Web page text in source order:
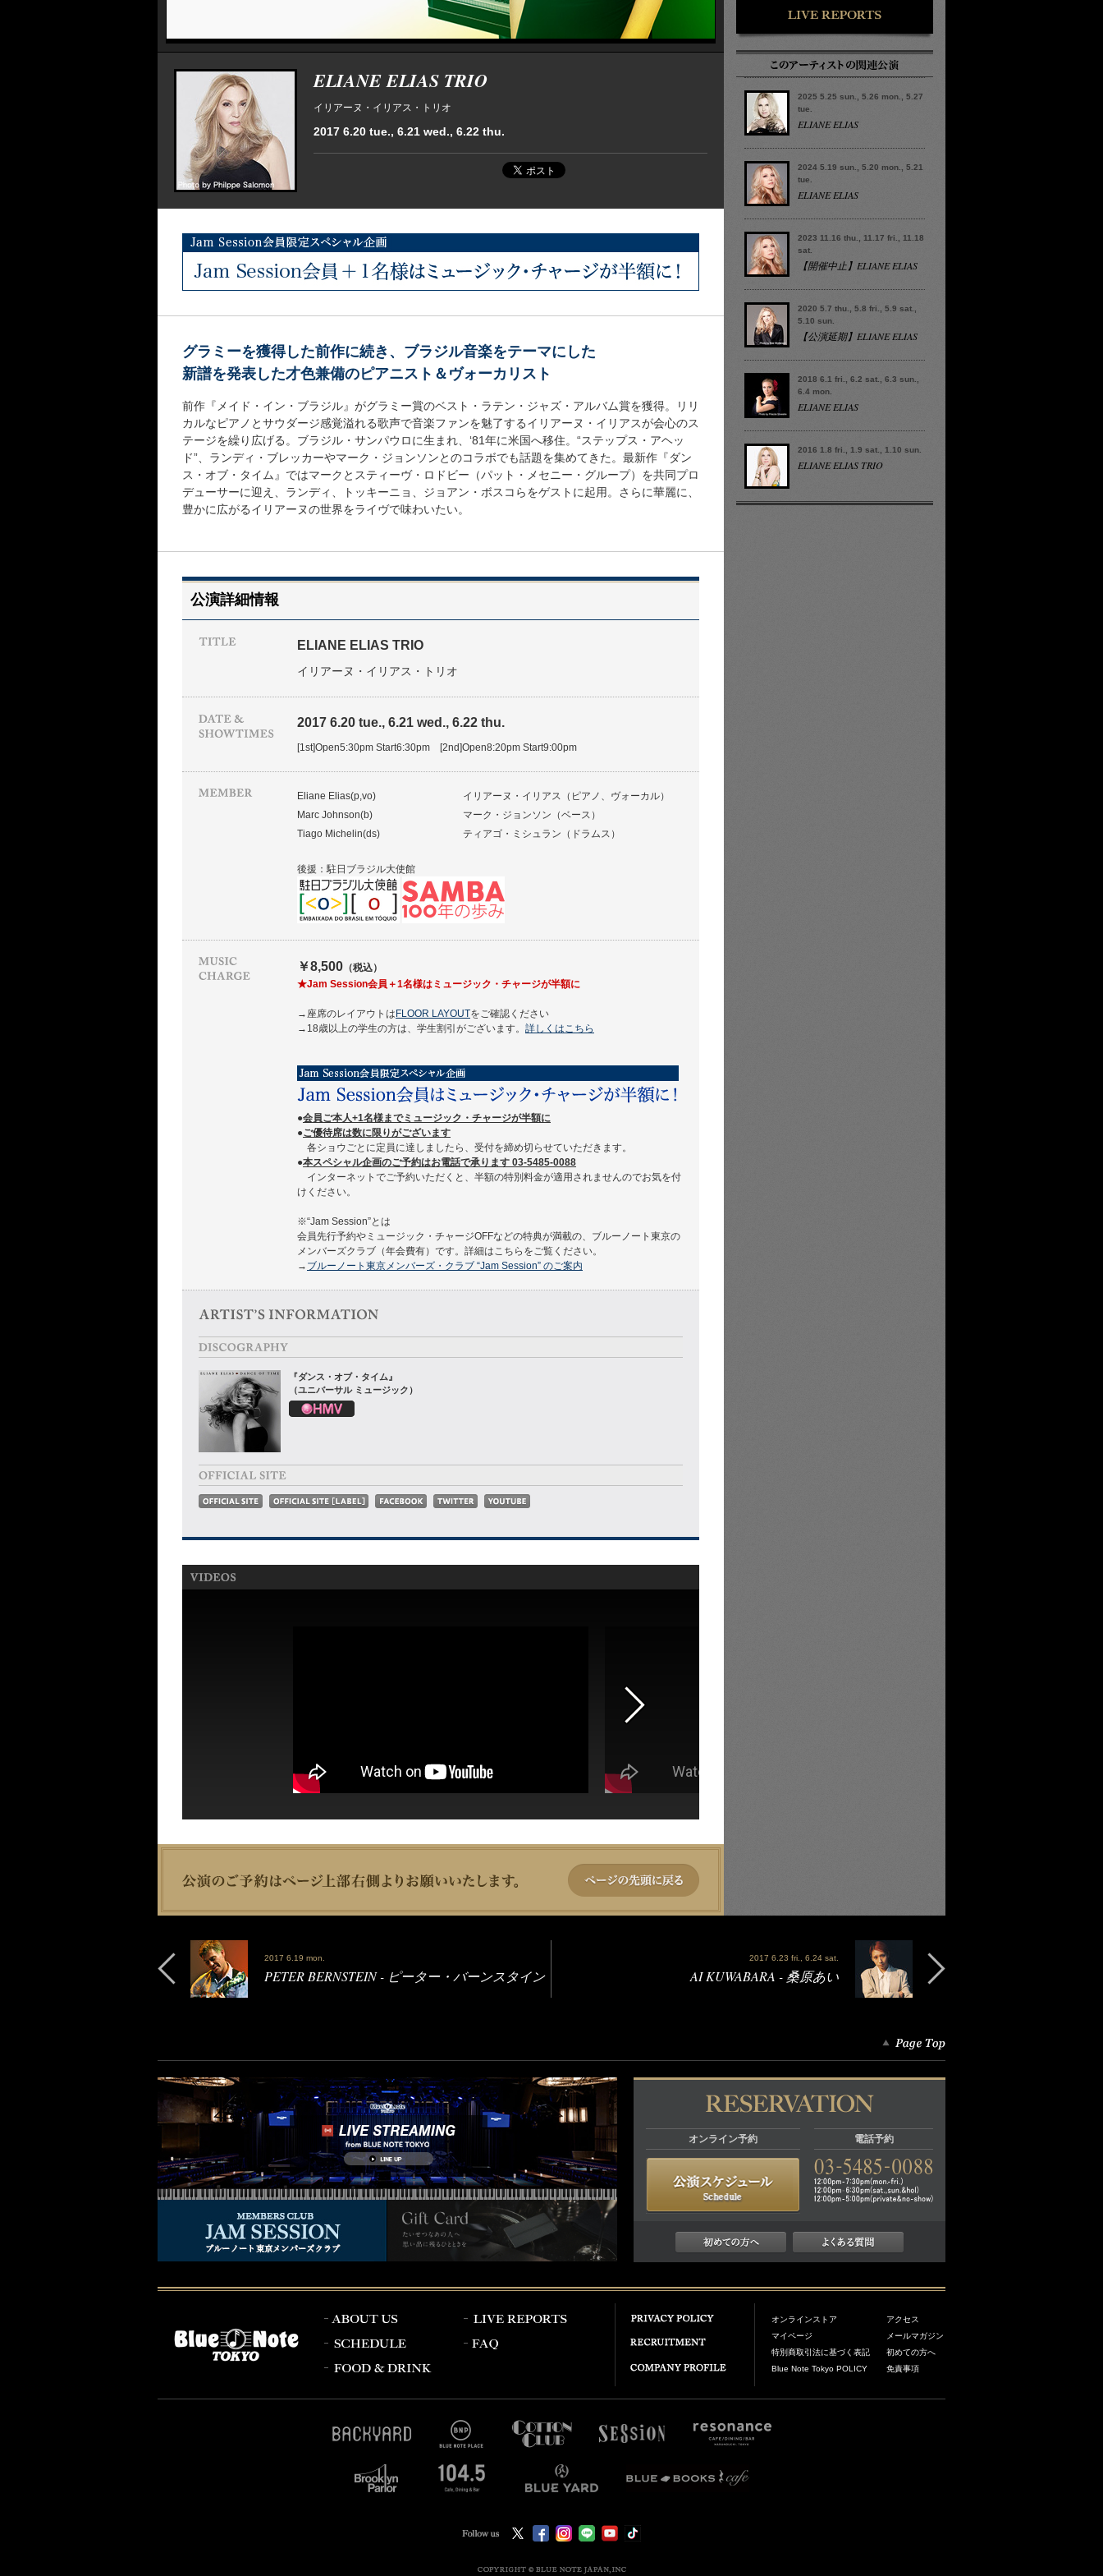
ELIANE ELIAS TRIO
イリアーヌ・イリアス・トリオ
2017 6.20 tue., 6.21 wed., 6.22 thu.
グラミーを獲得した前作に続き、ブラジル音楽をテーマにした
新譜を発表した才色兼備のピアニスト＆ヴォーカリスト
前作『メイド・イン・ブラジル』がグラミー賞のベスト・ラテン・ジャズ・アルバム賞を獲得。リリ
カルなピアノとサウダージ感覚溢れる歌声で音楽ファンを魅了するイリアーヌ・イリアスが会心のス
テージを繰り広げる。ブラジル・サンパウロに生まれ、‘81年に米国へ移住。“ステップス・アヘッ
ド”、ランディ・ブレッカーやマーク・ジョンソンとのコラボでも話題を集めてきた。最新作『ダン
ス・オブ・タイム』ではマークとスティーヴ・ロドビー（パット・メセニー・グループ）を共同プロ
デューサーに迎え、ランディ、トッキーニョ、ジョアン・ボスコらをゲストに起用。さらに華麗に、
豊かに広がるイリアーヌの世界をライヴで味わいたい。
公演詳細情報
ELIANE ELIAS TRIO
イリアーヌ・イリアス・トリオ
2017 6.20 tue., 6.21 wed., 6.22 thu.
[1st]Open5:30pm Start6:30pm [2nd]Open8:20pm Start9:00pm
Eliane Elias(p,vo)
イリアーヌ・イリアス（ピアノ、ヴォーカル）
Marc Johnson(b)
マーク・ジョンソン（ベース）
Tiago Michelin(ds)
ティアゴ・ミシュラン（ドラムス）
後援：駐日ブラジル大使館
￥8,500 （税込）
★Jam Session会員＋1名様はミュージック・チャージが半額に
→座席のレイアウトは FLOOR LAYOUTをご確認ください
→18歳以上の学生の方は、学生割引がございます。 詳しくはこちら
●会員ご本人+1名様までミュージック・チャージが半額に
●ご優待席は数に限りがございます
各ショウごとに定員に達しましたら、受付を締め切らせていただきます。
●本スペシャル企画のご予約はお電話で承ります 03-5485-0088
インターネットでご予約いただくと、半額の特別料金が適用されませんのでお気を付
けください。
※“Jam Session”とは
会員先行予約やミュージック・チャージOFFなどの特典が満載の、ブルーノート東京の
メンバーズクラブ（年会費有）です。詳細はこちらをご覧ください。
→ ブルーノート東京メンバーズ・クラブ “Jam Session” のご案内
『ダンス・オブ・タイム』
（ユニバーサル ミュージック）
2025 5.25 sun., 5.26 mon., 5.27
tue.
ELIANE ELIAS
2024 5.19 sun., 5.20 mon., 5.21
tue.
ELIANE ELIAS
2023 11.16 thu., 11.17 fri., 11.18
sat.
【開催中止】ELIANE ELIAS
2020 5.7 thu., 5.8 fri., 5.9 sat.,
5.10 sun.
【公演延期】ELIANE ELIAS
2018 6.1 fri., 6.2 sat., 6.3 sun.,
6.4 mon.
ELIANE ELIAS
2016 1.8 fri., 1.9 sat., 1.10 sun.
ELIANE ELIAS TRIO
2017 6.19 mon.
PETER BERNSTEIN - ピーター・バーンスタイン
2017 6.23 fri., 6.24 sat.
AI KUWABARA - 桑原あい
オンライン予約 電話予約
オンラインストア
マイページ
特別商取引法に基づく表記
Blue Note Tokyo POLICY
アクセス
メールマガジン
初めての方へ
免責事項